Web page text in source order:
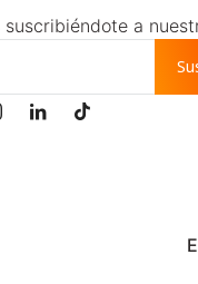
suscribiéndote a
 